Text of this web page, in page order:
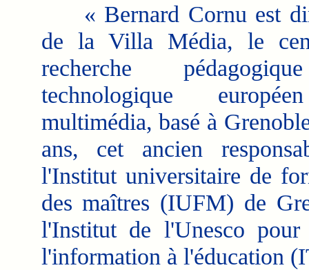
« Bernard Cornu est
de la Villa Média, le
recherche
technologique
multimédia, basé à
ans, cet ancien
l'Institut universitaire de
des maîtres (IUFM) de
l'Institut de l'Unesco pour
l'information à l'éducation